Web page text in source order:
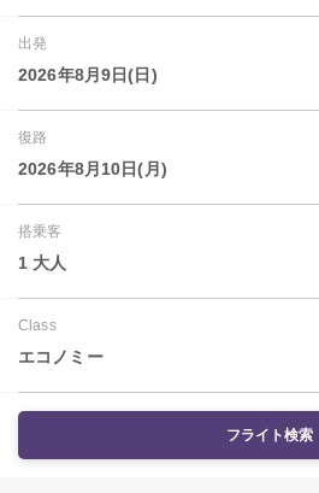
出発
2026年8月9日(日)
復路
2026年8月10日(月)
搭乗客
1 大人
Class
エコノミー
フライト検索